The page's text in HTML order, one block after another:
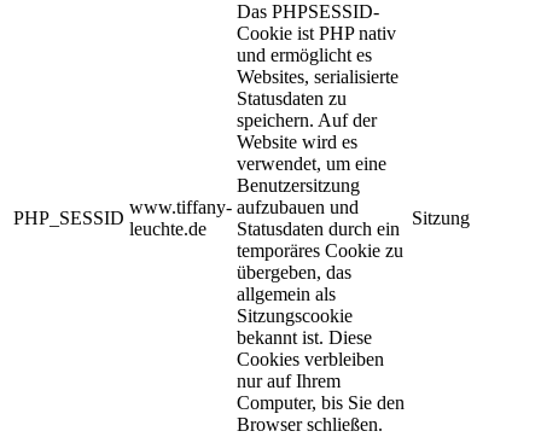
PHP_SESSID
www.tiffany-
leuchte.de
Das PHPSESSID-
Cookie ist PHP nativ
und ermöglicht es
Websites, serialisierte
Statusdaten zu
speichern. Auf der
Website wird es
verwendet, um eine
Benutzersitzung
aufzubauen und
Statusdaten durch ein
temporäres Cookie zu
übergeben, das
allgemein als
Sitzungscookie
bekannt ist. Diese
Cookies verbleiben
nur auf Ihrem
Computer, bis Sie den
Browser schließen.
Sitzung